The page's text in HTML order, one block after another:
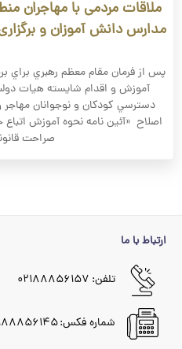
مدارس دانش آموزان و
پس از فرمان مقام معظم رهبري براي
آموزش و اقدام شايسته هيات
دسترسي كودكان و نوجوانان مهاجر
صراحت
ارتباط با ما
تلفن: ۰۲۱۸۸۸۵۶۱۵۷
شماره فکس: ۰۲۱۸۸۸۵۶۱۴۵